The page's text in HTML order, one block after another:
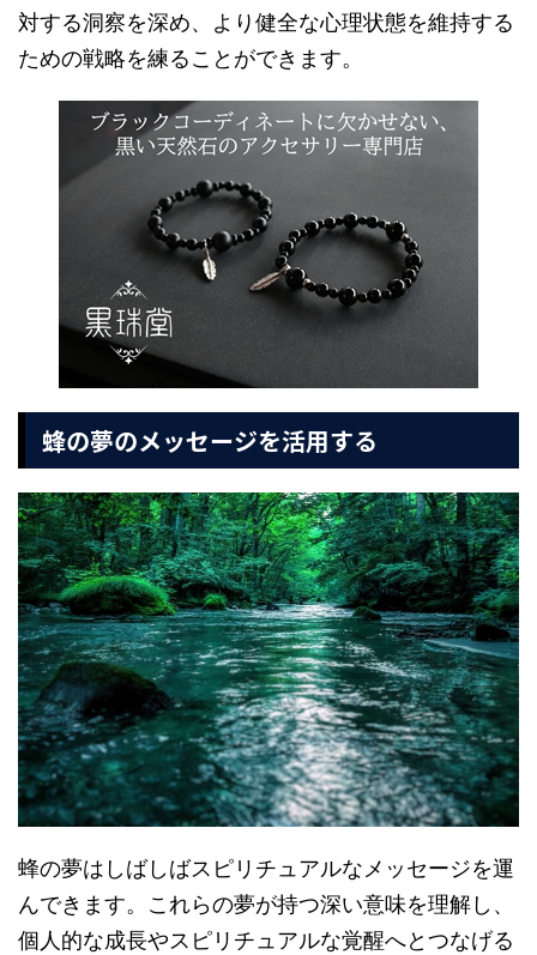
対する洞察を深め、より健全な心理状態を維持する
ための戦略を練ることができます。
蜂の夢のメッセージを活用する
蜂の夢はしばしばスピリチュアルなメッセージを運
んできます。これらの夢が持つ深い意味を理解し、
個人的な成長やスピリチュアルな覚醒へとつなげる